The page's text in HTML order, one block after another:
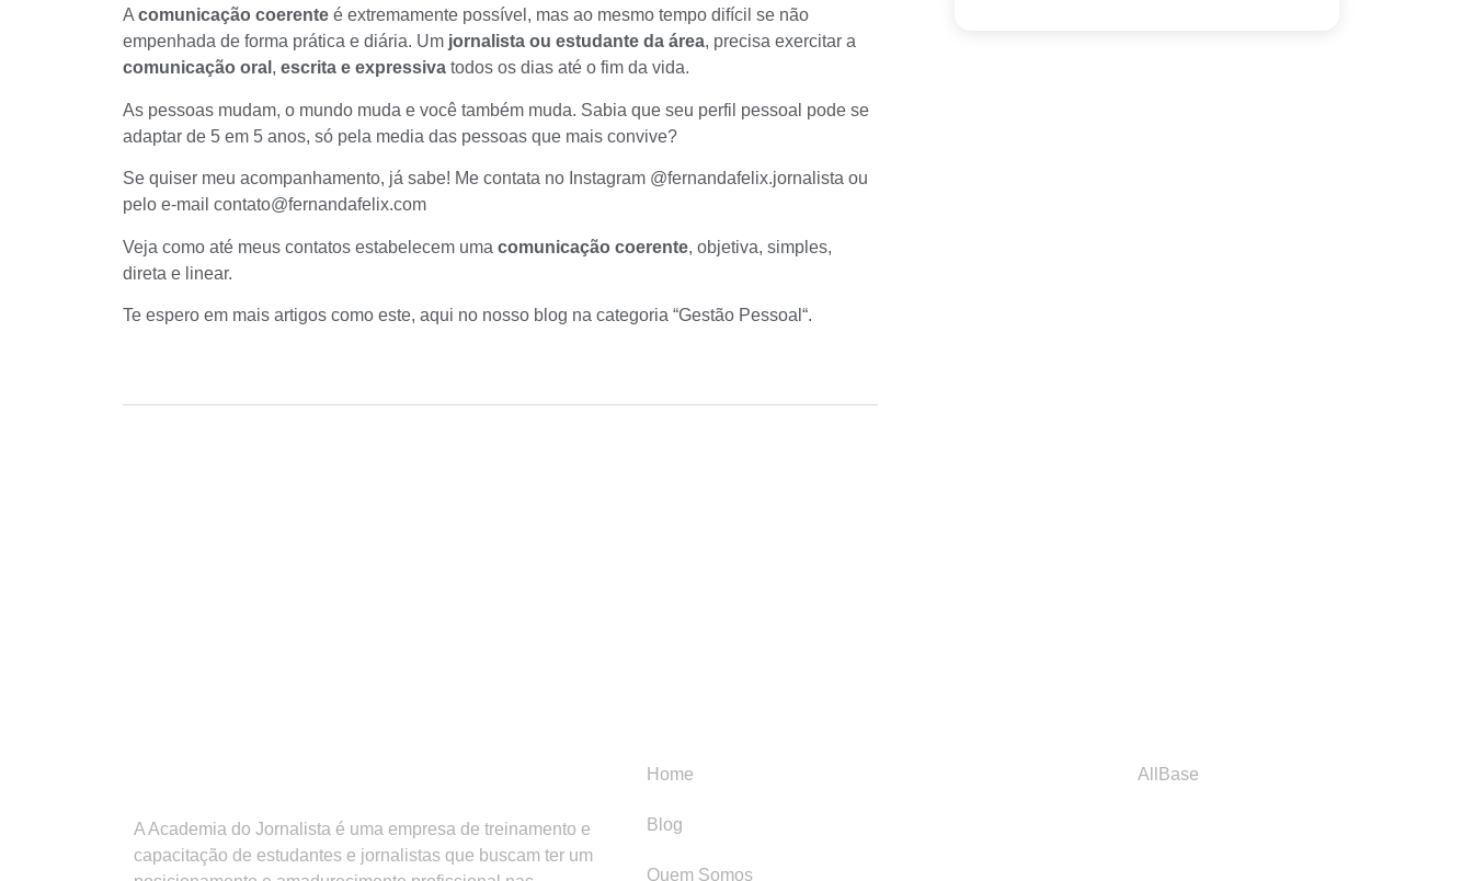
A comunicação coerente é extremamente possível, mas ao mesmo tempo difícil se não
empenhada de forma prática e diária. Um jornalista ou estudante da área, precisa exercitar a
comunicação oral , escrita e expressiva todos os dias até o fim da vida.
As pessoas mudam, o mundo muda e você também muda. Sabia que seu perfil pessoal pode se
adaptar de 5 em 5 anos, só pela media das pessoas que mais convive?
Se quiser meu acompanhamento, já sabe! Me contata no Instagram @fernandafelix.jornalista ou
pelo e-mail contato@fernandafelix.com
Veja como até meus contatos estabelecem uma comunicação coerente, objetiva, simples,
direta e linear.
Te espero em mais artigos como este, aqui no nosso blog na categoria “Gestão Pessoal “.
A Academia do Jornalista é uma empresa de treinamento e
capacitação de estudantes e jornalistas que buscam ter um
Home
Blog
Quem Somos
AllBase